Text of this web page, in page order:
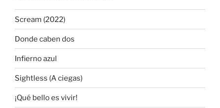
Scream (2022)
Donde caben dos
Infierno azul
Sightless (A ciegas)
¡Qué bello es vivir!